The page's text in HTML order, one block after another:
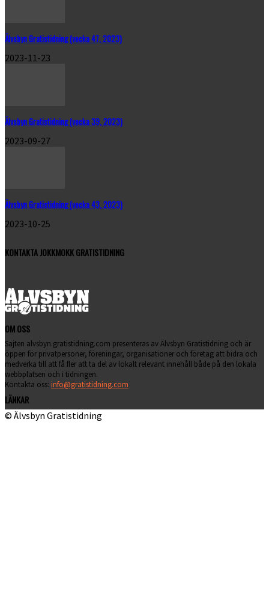
Älvsbyn Gratistidning (vecka 47, 2023)
2023-11-23
Älvsbyn Gratistidning (vecka 39, 2023)
2023-09-27
Älvsbyn Gratistidning (vecka 43, 2023)
2023-10-25
KONTAKTA JOKKMOKK GRATISTIDNING
OM OSS
Sajten alvsbyn.gratistidning.com presenteras av Älvsbyn Gratistidning och är
öppen för privatpersoner, föreningar, organisationer och företag att bidra och
medverka till att få fler att ta del av lokalt relevant innehåll både på den lokala
webbplatsen och i tidningen.
Kontakta oss: info@gratistidning.com
LÄNKAR
© Älvsbyn Gratistidning